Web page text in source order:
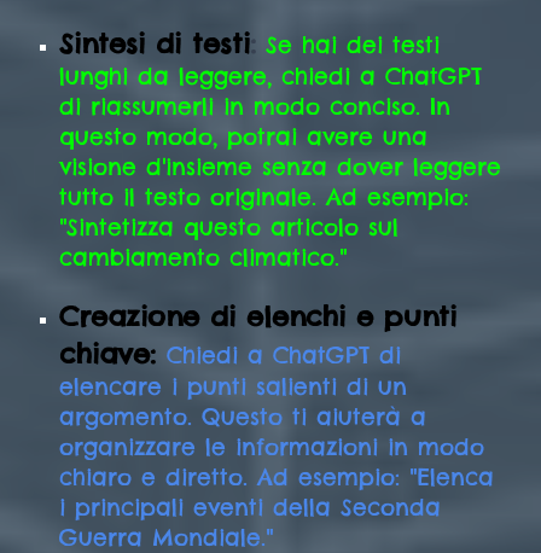
Sintesi di testi: Se hai dei testi
lunghi da leggere, chiedi a ChatGPT
di riassumerli in modo conciso. In
questo modo, potrai avere una
visione d'insieme senza dover leggere
tutto il testo originale. Ad esempio:
"Sintetizza questo articolo sul
cambiamento climatico."
Creazione di elenchi e punti
chiave: Chiedi a ChatGPT di
elencare i punti salienti di un
argomento. Questo ti aiuterà a
organizzare le informazioni in modo
chiaro e diretto. Ad esempio: "Elenca
i principali eventi della Seconda
Guerra Mondiale."